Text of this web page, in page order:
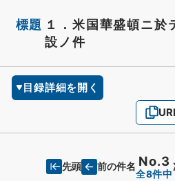
標題 １．米国華盛頓ニ於
設ノ件
目録詳細を開く
先頭 前の件名 No.3
全8件中